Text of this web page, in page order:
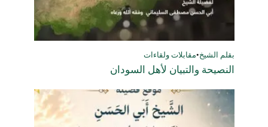
بقلم الشيخ•مقابلات ولقاءات
النصيحة والتبيان لأهل السودان